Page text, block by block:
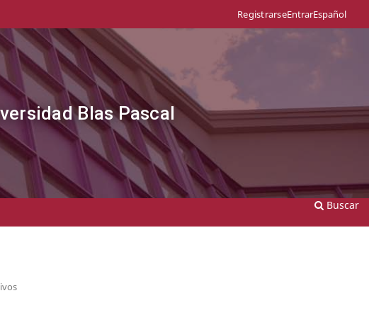
RegistrarseEntrarEspañol
Blas Pascal
Buscar